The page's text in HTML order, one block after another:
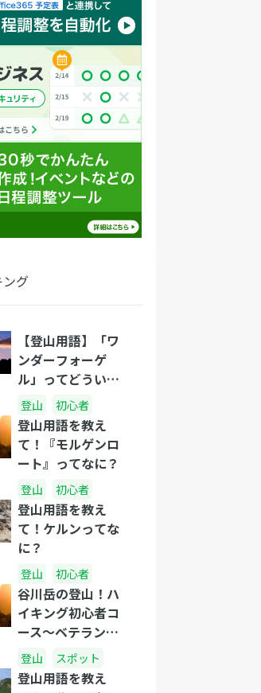
グ
【登山用語】「ワ
ンダーフォーゲ
ル」ってどういう
意味？
登山 初心者
登山用語を教え
て！『モルゲンロ
ート』ってなに？
登山 初心者
登山用語を教え
て！ケルンってな
に？
登山 初心者
谷川岳の登山！ハ
イキング初心者コ
ース〜ベテランコ
ースまでを紹介
登山 スポット
登山用語を教え